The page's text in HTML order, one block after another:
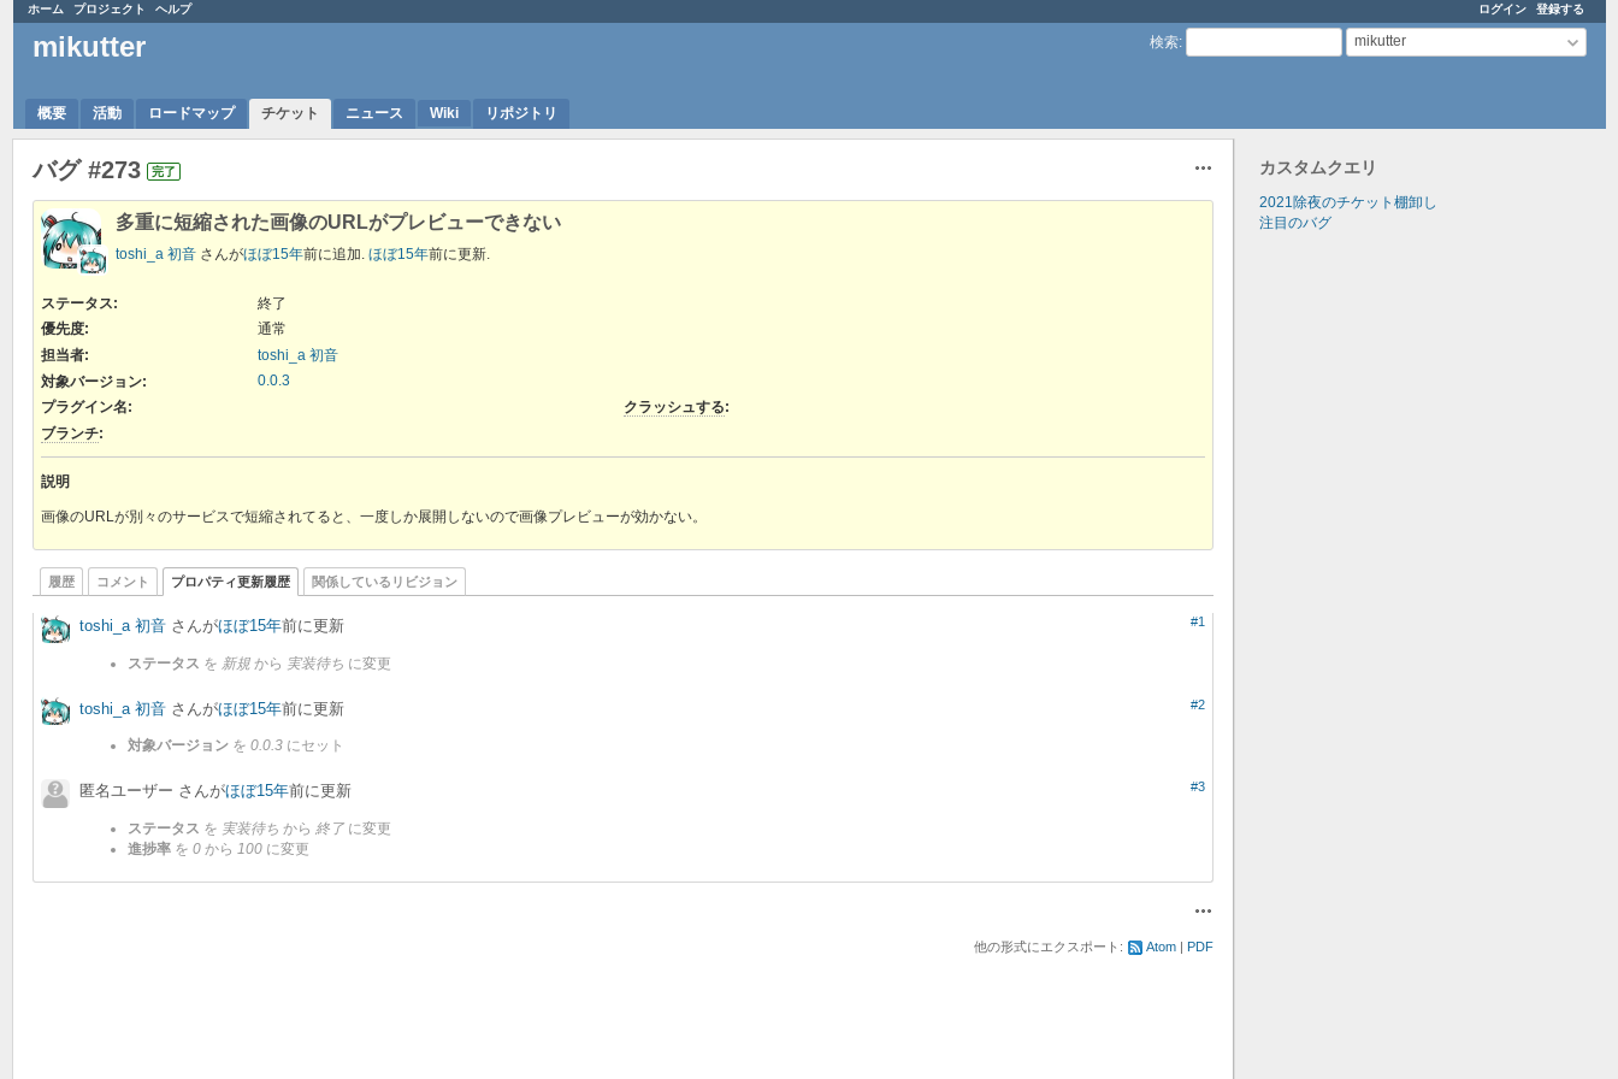
ログイン 登録する
ホーム プロジェクト ヘルプ
検索: mikutter
mikutter
概要 活動 ロードマップ チケット ニュース Wiki リポジトリ
カスタムクエリ
2021除夜のチケット棚卸し
注目のバグ
バグ #273 完了
多重に短縮された画像のURLがプレビューできない
toshi_a 初音 さんがほぼ15年前に追加. ほぼ15年前に更新.
ステータス:
終了
優先度:
通常
担当者:
toshi_a 初音
対象バージョン:
0.0.3
プラグイン名:
ブランチ:
クラッシュする:
説明
画像のURLが別々のサービスで短縮されてると、一度しか展開しないので画像プレビューが効かない。
履歴 コメント プロパティ更新履歴 関係しているリビジョン
#1
toshi_a 初音 さんがほぼ15年前に更新
ステータス を 新規 から 実装待ち に変更
#2
toshi_a 初音 さんがほぼ15年前に更新
対象バージョン を 0.0.3 にセット
#3
匿名ユーザー さんがほぼ15年前に更新
ステータス を 実装待ち から 終了 に変更
進捗率 を 0 から 100 に変更
他の形式にエクスポート: Atom PDF